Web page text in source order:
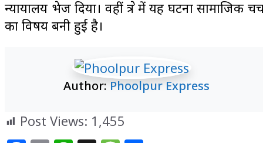
न्यायालय भेज दिया। वहीं क्षेत्र में यह घटना सामाजिक
का विषय बनी हुई है।
Author:Phoolpur Express
Post Views: 1,455